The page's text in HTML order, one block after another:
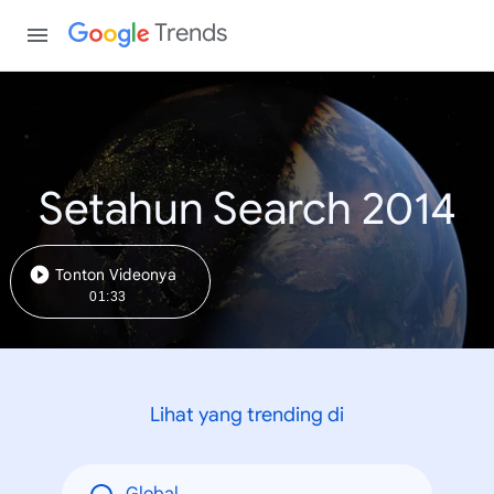
Trends
Setahun Search 2014
Tonton Videonya
01:33
Lihat yang trending di